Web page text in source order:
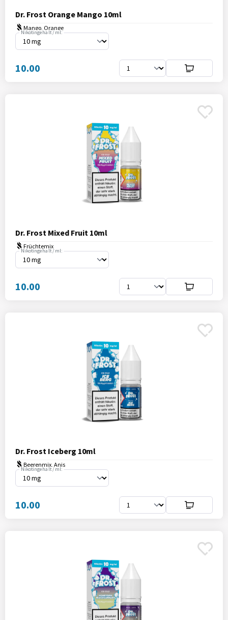
Dr. Frost Orange Mango 10ml
Mango, Orange
Nikotingehalt / ml:
10.00
Dr. Frost Mixed Fruit 10ml
Früchtemix
Nikotingehalt / ml:
10.00
Dr. Frost Iceberg 10ml
Beerenmix, Anis
Nikotingehalt / ml:
10.00